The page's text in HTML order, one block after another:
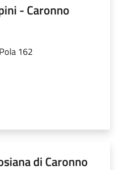
- Caronno
162
di Caronno